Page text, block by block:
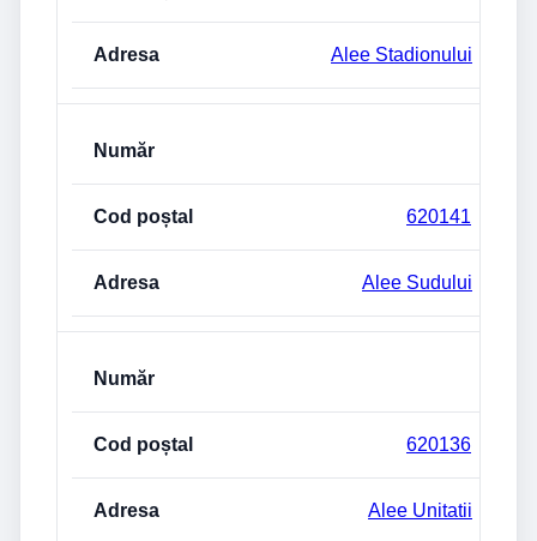
Alee Stadionului
620141
Alee Sudului
620136
Alee Unitatii